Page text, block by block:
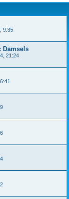
9:35
Damsels
21:24